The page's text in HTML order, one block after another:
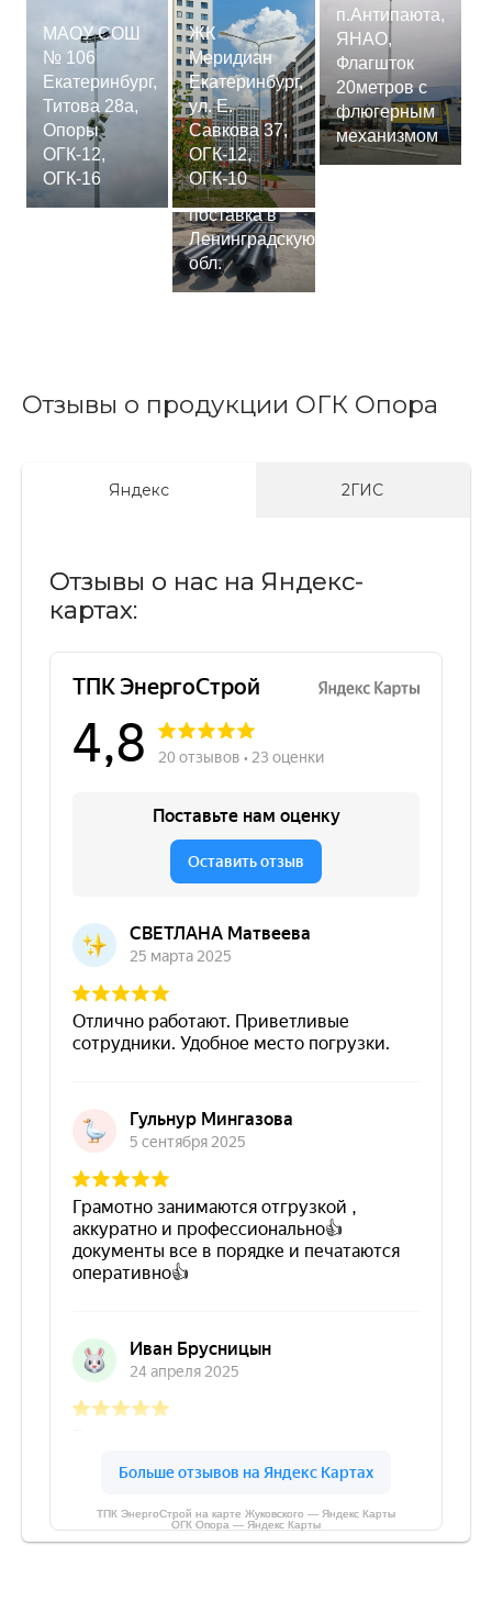
МАОУ СОШ
№ 106
Екатеринбург,
Титова 28а,
Опоры
ОГК-12,
ОГК-16
ЖК
Меридиан
Екатеринбург,
ул. Е.
Савкова 37,
ОГК-12,
ОГК-10
Сваи
СМ-7,75м,
поставка в
Ленинградскую
обл.
п.Антипаюта,
ЯНАО,
Флагшток
20метров с
флюгерным
механизмом
Отзывы о продукции ОГК Опора
Яндекс 2ГИС
Отзывы о нас на Яндекс-
картах:
ТПК ЭнергоСтрой на карте Жуковского — Яндекс Карты
ОГК Опора — Яндекс Карты